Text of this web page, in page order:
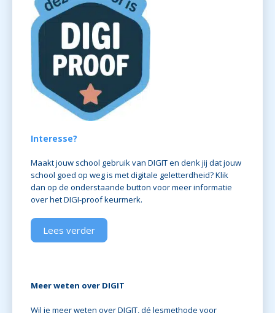
Interesse?
Maakt jouw school gebruik van DIGIT en denk jij dat jouw
school goed op weg is met digitale geletterdheid? Klik
dan op de onderstaande button voor meer informatie
over het DIGI-proof keurmerk.
Lees verder
Meer weten over DIGIT
Wil je meer weten over DIGIT, dé lesmethode voor